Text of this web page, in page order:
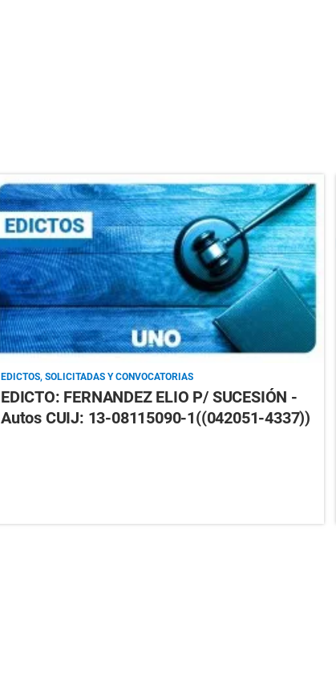
EDICTOS, SOLICITADAS Y CONVOCATORIAS
EDICTO: FERNANDEZ ELIO P/ SUCESIÓN -
Autos CUIJ: 13-08115090-1((042051-4337))